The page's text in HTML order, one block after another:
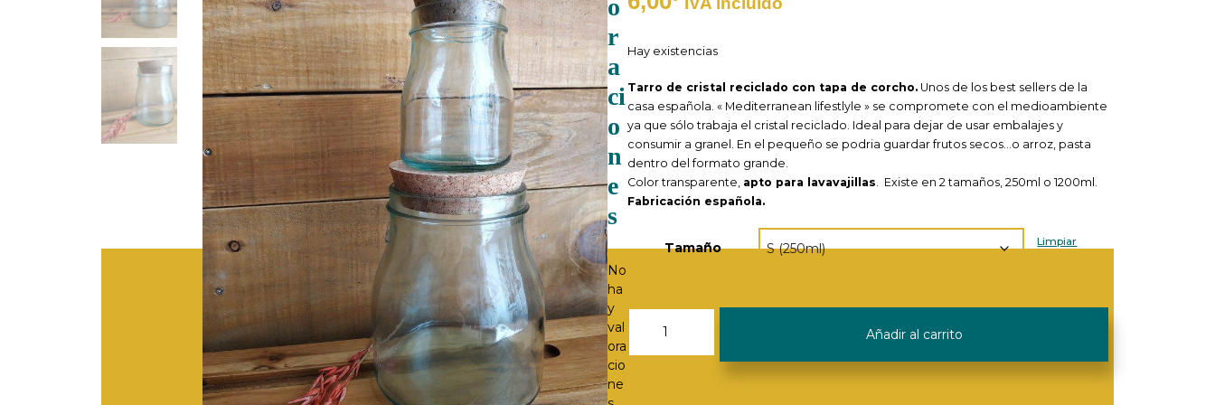
Hay existencias
Tarro de cristal reciclado con tapa de corcho. Unos de los best sellers de la
casa española. « Mediterranean lifestlyle » se compromete con el medioambiente
ya que sólo trabaja el cristal reciclado. Ideal para dejar de usar embalajes y
consumir a granel. En el pequeño se podria guardar frutos secos…o arroz, pasta
dentro del formato grande.
Color transparente, apto para lavavajillas. Existe en 2 tamaños, 250ml o 1200ml.
Fabricación española.
Tamaño Limpiar
Cristal
Reciclado
Añadir al carrito
o
r
a
ci
o
n
e
s
No
ha
y
val
ora
cio
ne